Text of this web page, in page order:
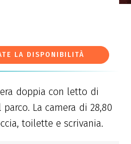
LA DISPONIBILITÀ
doppia con letto di
La camera di 28,80
toilette e scrivania.